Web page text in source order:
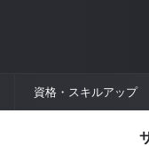
資格・スキルアップ